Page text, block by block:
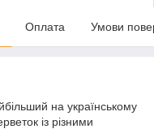
Оплата Умови
на українському
із різними